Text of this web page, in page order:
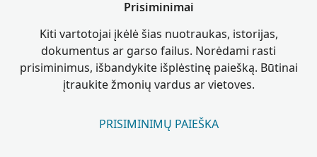
Prisiminimai
Kiti vartotojai įkėlė šias nuotraukas, istorijas,
dokumentus ar garso failus. Norėdami rasti
prisiminimus, išbandykite išplėstinę paiešką. Būtinai
įtraukite žmonių vardus ar vietoves.
PRISIMINIMŲ PAIEŠKA